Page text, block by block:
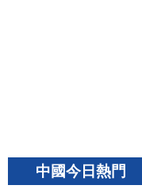
中國今日熱門